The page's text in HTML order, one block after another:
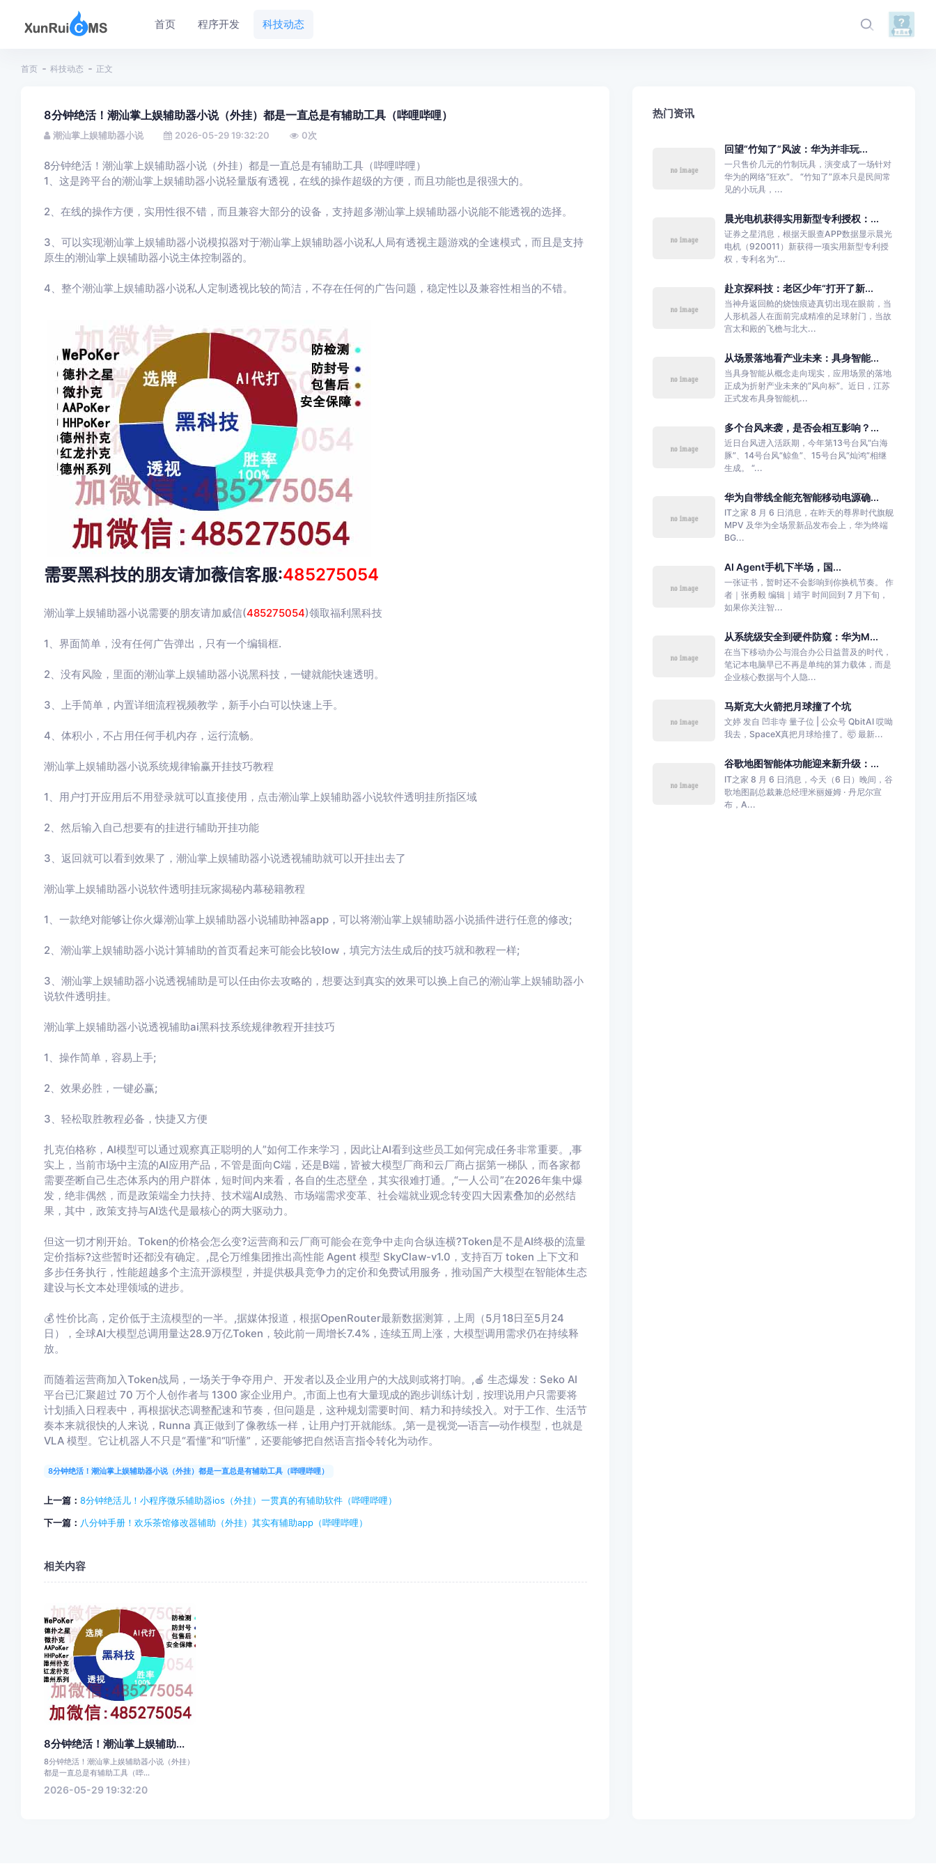
首页 程序开发 科技动态
首页 科技动态 正文
8分钟绝活！潮汕掌上娱辅助器小说（外挂）都是一直总是有辅助工具（哔哩哔哩）
潮汕掌上娱辅助器小说 2026-05-29 19:32:20 0次
8分钟绝活！潮汕掌上娱辅助器小说（外挂）都是一直总是有辅助工具（哔哩哔哩）
1、这是跨平台的潮汕掌上娱辅助器小说轻量版有透视，在线的操作超级的方便，而且功能也是很强大的。
2、在线的操作方便，实用性很不错，而且兼容大部分的设备，支持超多潮汕掌上娱辅助器小说能不能透视的选择。
3、可以实现潮汕掌上娱辅助器小说模拟器对于潮汕掌上娱辅助器小说私人局有透视主题游戏的全速模式，而且是支持
原生的潮汕掌上娱辅助器小说主体控制器的。
4、整个潮汕掌上娱辅助器小说私人定制透视比较的简洁，不存在任何的广告问题，稳定性以及兼容性相当的不错。
需要黑科技的朋友请加薇信客服:485275054
潮汕掌上娱辅助器小说需要的朋友请加威信(485275054)领取福利黑科技
1、界面简单，没有任何广告弹出，只有一个编辑框.
2、没有风险，里面的潮汕掌上娱辅助器小说黑科技，一键就能快速透明。
3、上手简单，内置详细流程视频教学，新手小白可以快速上手。
4、体积小，不占用任何手机内存，运行流畅。
潮汕掌上娱辅助器小说系统规律输赢开挂技巧教程
1、用户打开应用后不用登录就可以直接使用，点击潮汕掌上娱辅助器小说软件透明挂所指区域
2、然后输入自己想要有的挂进行辅助开挂功能
3、返回就可以看到效果了， 潮汕掌上娱辅助器小说透视辅助就可以开挂出去了
潮汕掌上娱辅助器小说软件透明挂玩家揭秘内幕秘籍教程
1、一款绝对能够让你火爆潮汕掌上娱辅助器小说辅助神器app，可以将潮汕掌上娱辅助器小说插件进行任意的修改;
2、 潮汕掌上娱辅助器小说计算辅助的首页看起来可能会比较low，填完方法生成后的技巧就和教程一样;
3、 潮汕掌上娱辅助器小说透视辅助是可以任由你去攻略的，想要达到真实的效果可以换上自己的潮汕掌上娱辅助器小
说软件透明挂。
潮汕掌上娱辅助器小说透视辅助ai黑科技系统规律教程开挂技巧
1、操作简单，容易上手;
2、效果必胜，一键必赢;
3、轻松取胜教程必备，快捷又方便
扎克伯格称，AI模型可以通过观察真正聪明的人”如何工作来学习，因此让AI看到这些员工如何完成任务非常重要。,事
实上，当前市场中主流的AI应用产品，不管是面向C端，还是B端，皆被大模型厂商和云厂商占据第一梯队，而各家都
需要垄断自己生态体系内的用户群体，短时间内来看，各自的生态壁垒，其实很难打通。,“一人公司”在2026年集中爆
发，绝非偶然，而是政策端全力扶持、技术端AI成熟、市场端需求变革、社会端就业观念转变四大因素叠加的必然结
果，其中，政策支持与AI迭代是最核心的两大驱动力。
但这一切才刚开始。Token的价格会怎么变?运营商和云厂商可能会在竞争中走向合纵连横?Token是不是AI终极的流量
定价指标?这些暂时还都没有确定。,昆仑万维集团推出高性能 Agent 模型 SkyClaw-v1.0，支持百万 token 上下文和
多步任务执行，性能超越多个主流开源模型，并提供极具竞争力的定价和免费试用服务，推动国产大模型在智能体生态
建设与长文本处理领域的进步。
💰 性价比高，定价低于主流模型的一半。,据媒体报道，根据OpenRouter最新数据测算，上周（5月18日至5月24
日），全球AI大模型总调用量达28.9万亿Token，较此前一周增长7.4%，连续五周上涨，大模型调用需求仍在持续释
放。
而随着运营商加入Token战局，一场关于争夺用户、开发者以及企业用户的大战则或将打响。,🍎 生态爆发：Seko AI
平台已汇聚超过 70 万个人创作者与 1300 家企业用户。,市面上也有大量现成的跑步训练计划，按理说用户只需要将
计划插入日程表中，再根据状态调整配速和节奏，但问题是，这种规划需要时间、精力和持续投入。对于工作、生活节
奏本来就很快的人来说，Runna 真正做到了像教练一样，让用户打开就能练。,第一是视觉—语言—动作模型，也就是
VLA 模型。它让机器人不只是“看懂”和“听懂”，还要能够把自然语言指令转化为动作。
8分钟绝活！潮汕掌上娱辅助器小说（外挂）都是一直总是有辅助工具（哔哩哔哩）
上一篇： 8分钟绝活儿！小程序微乐辅助器ios（外挂）一贯真的有辅助软件（哔哩哔哩）
下一篇： 八分钟手册！欢乐茶馆修改器辅助（外挂）其实有辅助app（哔哩哔哩）
相关内容
8分钟绝活！潮汕掌上娱辅助...
8分钟绝活！潮汕掌上娱辅助器小说（外挂）
都是一直总是有辅助工具（哔...
2026-05-29 19:32:20
热门资讯
回望“竹知了”风波：华为并非玩...
一只售价几元的竹制玩具，演变成了一场针对
华为的网络“狂欢”。 “竹知了”原本只是民间常
见的小玩具，...
晨光电机获得实用新型专利授权：...
证券之星消息，根据天眼查APP数据显示晨光
电机（920011）新获得一项实用新型专利授
权，专利名为“...
赴京探科技：老区少年“打开了新...
当神舟返回舱的烧蚀痕迹真切出现在眼前，当
人形机器人在面前完成精准的足球射门，当故
宫太和殿的飞檐与北大...
从场景落地看产业未来：具身智能...
当具身智能从概念走向现实，应用场景的落地
正成为折射产业未来的“风向标”。近日，江苏
正式发布具身智能机...
多个台风来袭，是否会相互影响？...
近日台风进入活跃期，今年第13号台风“白海
豚”、14号台风“鲸鱼”、15号台风“灿鸿”相继
生成。 “...
华为自带线全能充智能移动电源确...
IT之家 8 月 6 日消息，在昨天的尊界时代旗舰
MPV 及华为全场景新品发布会上，华为终端
BG...
AI Agent手机下半场，国...
一张证书，暂时还不会影响到你换机节奏。 作
者｜张勇毅 编辑｜靖宇 时间回到 7 月下旬，
如果你关注智...
从系统级安全到硬件防窥：华为M...
在当下移动办公与混合办公日益普及的时代，
笔记本电脑早已不再是单纯的算力载体，而是
企业核心数据与个人隐...
马斯克大火箭把月球撞了个坑
文婷 发自 凹非寺 量子位 | 公众号 QbitAI 哎呦
我去，SpaceX真把月球给撞了。🤯 最新...
谷歌地图智能体功能迎来新升级：...
IT之家 8 月 6 日消息，今天（6 日）晚间，谷
歌地图副总裁兼总经理米丽娅姆 · 丹尼尔宣
布，A...